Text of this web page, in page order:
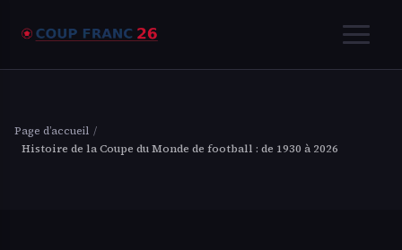
Page d’accueil /
Histoire de la Coupe du Monde de football : de 1930 à 2026